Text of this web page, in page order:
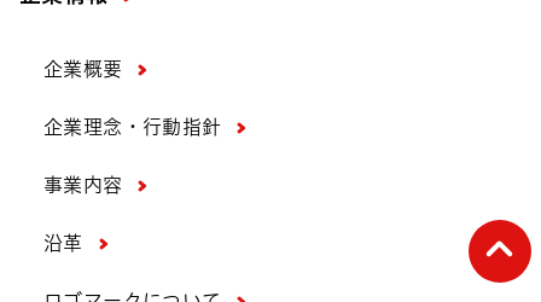
企業概要
企業理念・行動指針
事業内容
沿革 ペ